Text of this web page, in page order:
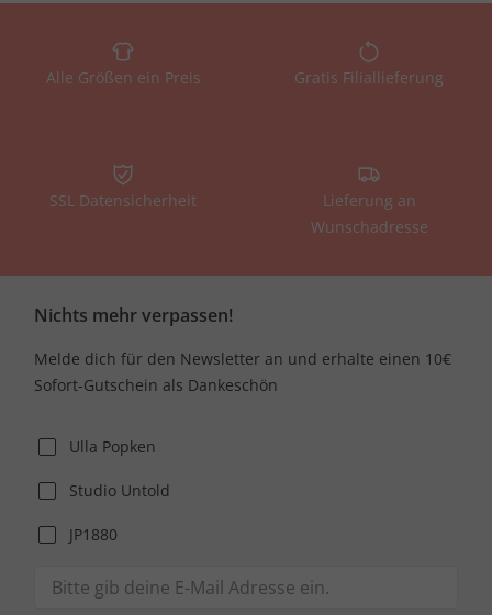
Alle Größen ein Preis Gratis Filiallieferung
SSL Datensicherheit
Lieferung an
Wunschadresse
Nichts mehr verpassen!
Melde dich für den Newsletter an und erhalte einen 10€
Sofort-Gutschein als Dankeschön
Ulla Popken
Studio Untold
JP1880